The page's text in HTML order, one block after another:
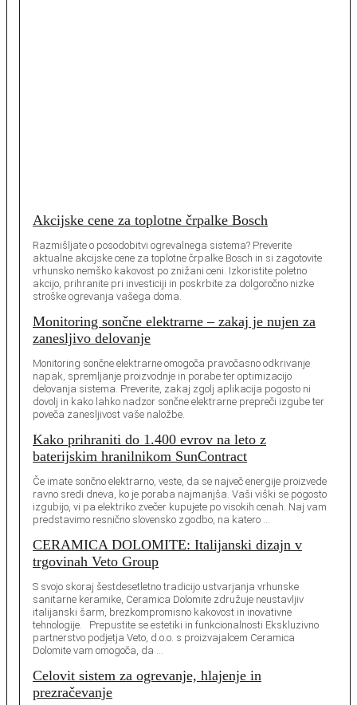
Akcijske cene za toplotne črpalke Bosch
Razmišljate o posodobitvi ogrevalnega sistema? Preverite
aktualne akcijske cene za toplotne črpalke Bosch in si zagotovite
vrhunsko nemško kakovost po znižani ceni. Izkoristite poletno
akcijo, prihranite pri investiciji in poskrbite za dolgoročno nizke
stroške ogrevanja vašega doma.
Monitoring sončne elektrarne – zakaj je nujen za
zanesljivo delovanje
Monitoring sončne elektrarne omogoča pravočasno odkrivanje
napak, spremljanje proizvodnje in porabe ter optimizacijo
delovanja sistema. Preverite, zakaj zgolj aplikacija pogosto ni
dovolj in kako lahko nadzor sončne elektrarne prepreči izgube ter
poveča zanesljivost vaše naložbe.
Kako prihraniti do 1.400 evrov na leto z
baterijskim hranilnikom SunContract
Če imate sončno elektrarno, veste, da se največ energije proizvede
ravno sredi dneva, ko je poraba najmanjša. Vaši viški se pogosto
izgubijo, vi pa elektriko zvečer kupujete po visokih cenah. Naj vam
predstavimo resnično slovensko zgodbo, na katero …
CERAMICA DOLOMITE: Italijanski dizajn v
trgovinah Veto Group
S svojo skoraj šestdesetletno tradicijo ustvarjanja vrhunske
sanitarne keramike, Ceramica Dolomite združuje neustavljiv
italijanski šarm, brezkompromisno kakovost in inovativne
tehnologije. Prepustite se estetiki in funkcionalnosti Ekskluzivno
partnerstvo podjetja Veto, d.o.o. s proizvajalcem Ceramica
Dolomite vam omogoča, da …
Celovit sistem za ogrevanje, hlajenje in
prezračevanje